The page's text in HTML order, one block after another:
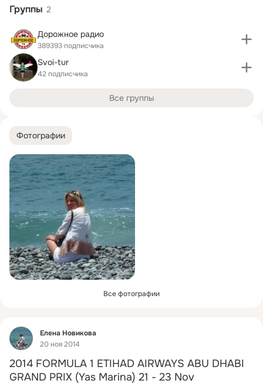
Фотографии
Все фотографии
Фид
Елена Новикова
20 ноя 2014
2014 FORMULA 1 ETIHAD AIRWAYS ABU DHABI
GRAND PRIX (Yas Marina) 21 - 23 Nov
Группы 2
Дорожное радио
389393 подписчика
Svoi-tur
42 подписчика
Все группы